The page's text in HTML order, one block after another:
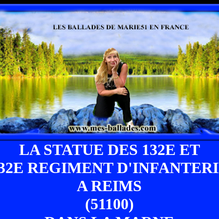
LA STATUE DES 132E ET
REGIMENT
A REIMS
(51100)